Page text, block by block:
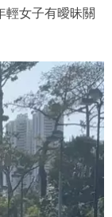
輕女子有曖昧關